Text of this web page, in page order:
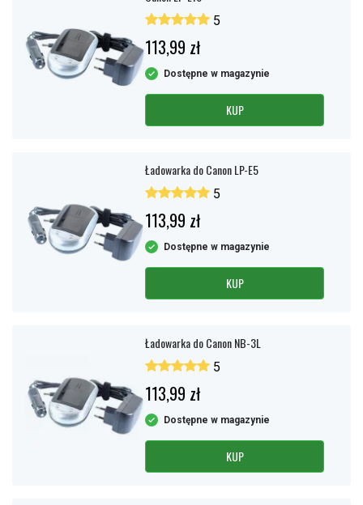
5
113,99 zł
Dostępne w magazynie
KUP
Ładowarka do Canon LP-E5
5
113,99 zł
Dostępne w magazynie
KUP
Ładowarka do Canon NB-3L
5
113,99 zł
Dostępne w magazynie
KUP